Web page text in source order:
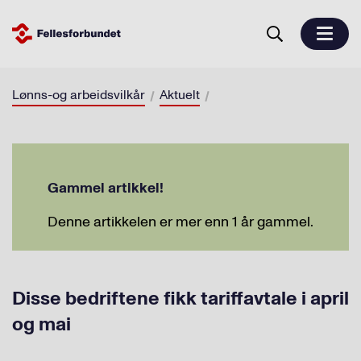
Lønns-og arbeidsvilkår Aktuelt
Gammel artikkel!
Denne artikkelen er mer enn 1 år gammel.
Disse bedriftene fikk tariffavtale i april
og mai